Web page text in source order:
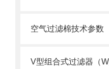
空气过滤棉技术参数
V型组合式过滤器（